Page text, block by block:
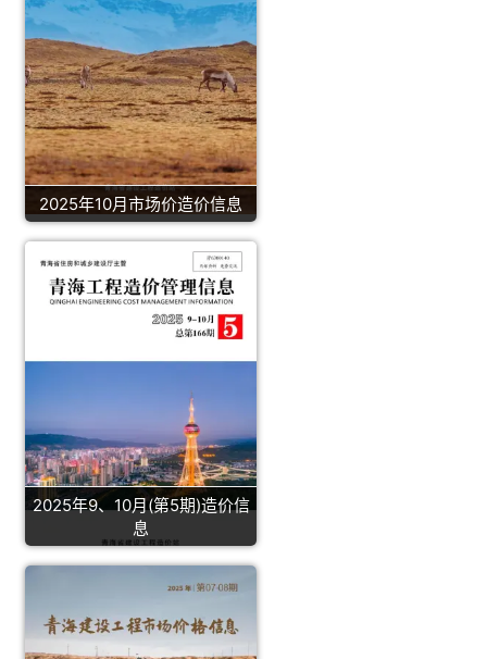
2025年10月市场价造价信息
2025年9、10月(第5期)造价信
息